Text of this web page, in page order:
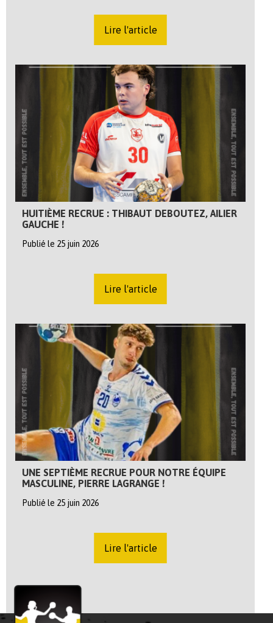
Lire l'article
HUITIÈME RECRUE : THIBAUT DEBOUTEZ, AILIER
GAUCHE !
Publié le 25 juin 2026
Lire l'article
UNE SEPTIÈME RECRUE POUR NOTRE ÉQUIPE
MASCULINE, PIERRE LAGRANGE !
Publié le 25 juin 2026
Lire l'article